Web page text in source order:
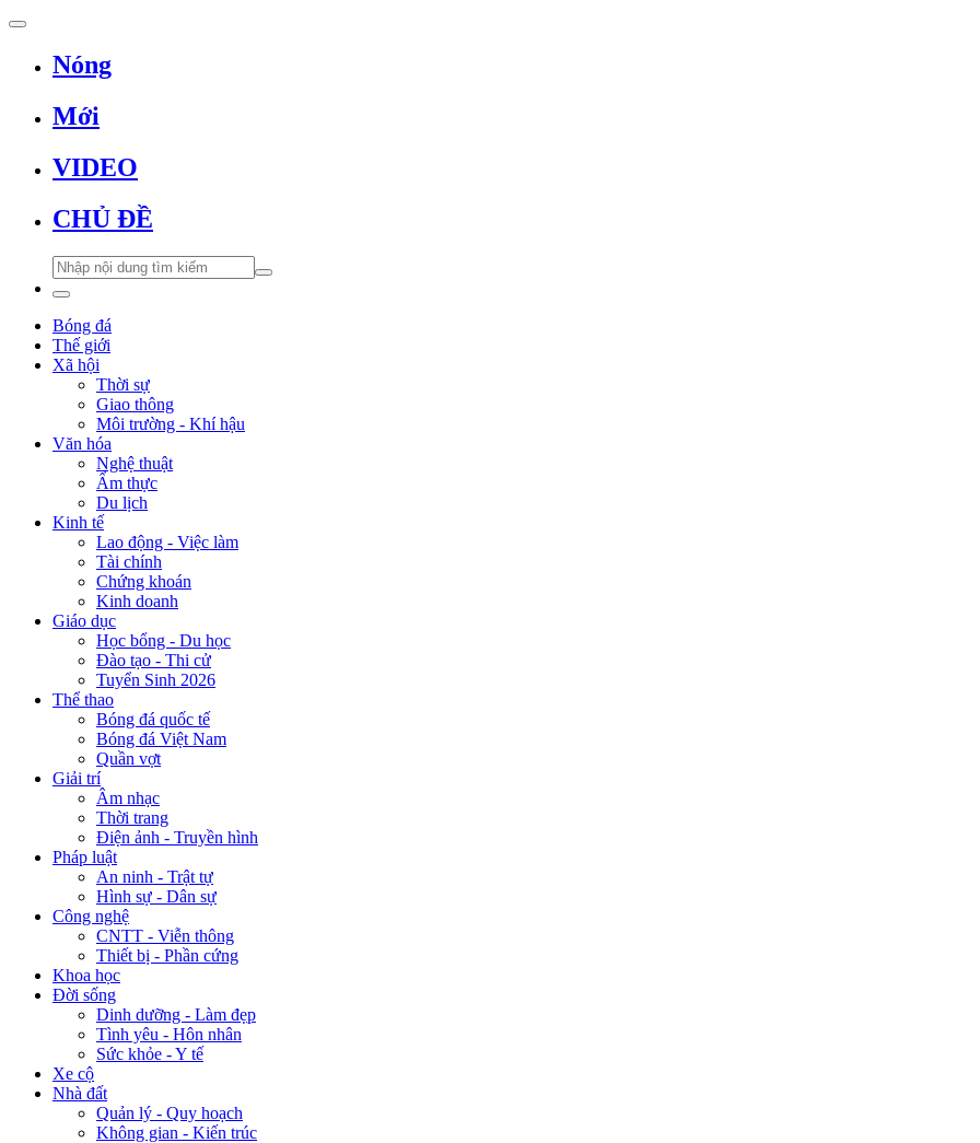
Nóng
Mới
VIDEO
CHỦ ĐỀ
Bóng đá
Thế giới
Xã hội
Thời sự
Giao thông
Môi trường - Khí hậu
Văn hóa
Nghệ thuật
Ẩm thực
Du lịch
Kinh tế
Lao động - Việc làm
Tài chính
Chứng khoán
Kinh doanh
Giáo dục
Học bổng - Du học
Đào tạo - Thi cử
Tuyển Sinh 2026
Thể thao
Bóng đá quốc tế
Bóng đá Việt Nam
Quần vợt
Giải trí
Âm nhạc
Thời trang
Điện ảnh - Truyền hình
Pháp luật
An ninh - Trật tự
Hình sự - Dân sự
Công nghệ
CNTT - Viễn thông
Thiết bị - Phần cứng
Khoa học
Đời sống
Dinh dưỡng - Làm đẹp
Tình yêu - Hôn nhân
Sức khỏe - Y tế
Xe cộ
Nhà đất
Quản lý - Quy hoạch
Không gian - Kiến trúc